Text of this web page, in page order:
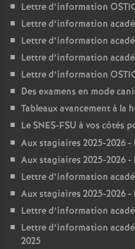
Lettre d’information
Lettre d’information
Lettre d’information
Lettre d’information
Lettre d’information
Des examens en mode
Tableaux avancement à la
Le SNES-FSU à vos côtés
Aux stagiaires 2025-2026
Aux stagiaires 2025-2026
Lettre d’information
Aux stagiaires 2025-2026
Lettre d’information
Lettre d’information
2025